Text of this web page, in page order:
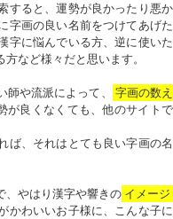
すると、運勢が良かったり悪か
字画の良い名前をつけてあげた
字に悩んでいる方、逆に使いた
など様々だと思います。
や流派によって、
字画の数え
が良くなくても、他のサイトで
ば、それはとても良い字画の名
、やはり漢字や響きの イメージ
かわいいお子様に、こんな子に